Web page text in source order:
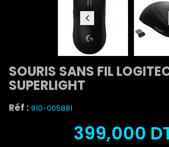
SOURIS SANS FIL
SUPERLIGHT
Réf : 910-005881
399,000